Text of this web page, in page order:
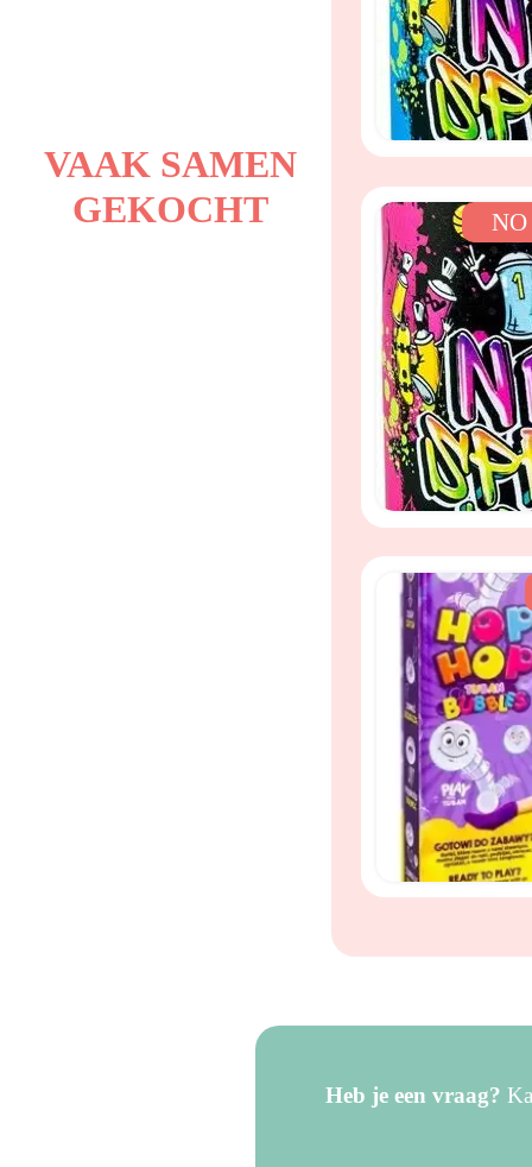
VAAK SAMEN
GEKOCHT
NO
Heb je een vraag?